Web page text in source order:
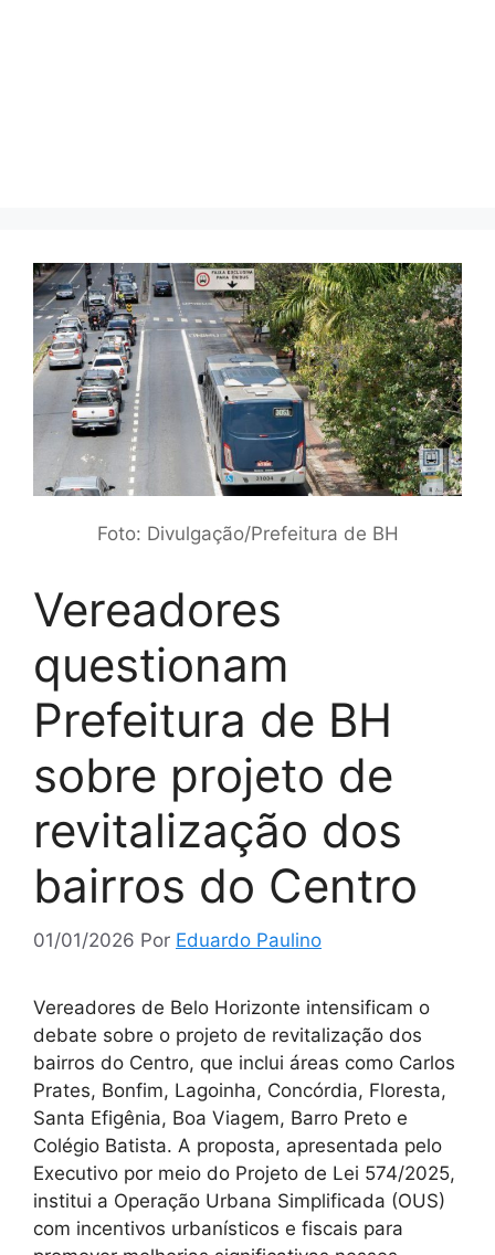
Foto: Divulgação/Prefeitura de BH
Vereadores
questionam
Prefeitura de BH
sobre projeto de
revitalização dos
bairros do Centro
01/01/2026 Por Eduardo Paulino
Vereadores de Belo Horizonte intensificam o
debate sobre o projeto de revitalização dos
bairros do Centro, que inclui áreas como Carlos
Prates, Bonfim, Lagoinha, Concórdia, Floresta,
Santa Efigênia, Boa Viagem, Barro Preto e
Colégio Batista. A proposta, apresentada pelo
Executivo por meio do Projeto de Lei 574/2025,
institui a Operação Urbana Simplificada (OUS)
com incentivos urbanísticos e fiscais para